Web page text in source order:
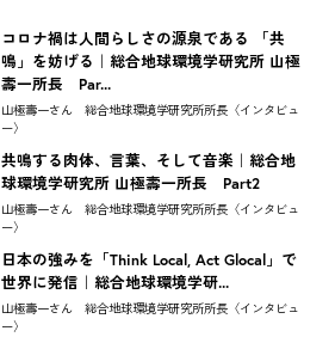
コロナ禍は人間らしさの源泉である 「共
鳴」を妨げる｜総合地球環境学研究所 山極
壽一所長 Par...
山極壽一さん 総合地球環境学研究所所長〈インタビュ
ー〉
共鳴する肉体、言葉、そして音楽｜総合地
球環境学研究所 山極壽一所長 Part2
山極壽一さん 総合地球環境学研究所所長〈インタビュ
ー〉
日本の強みを「Think Local, Act Glocal」で
世界に発信｜総合地球環境学研...
山極壽一さん 総合地球環境学研究所所長〈インタビュ
ー〉